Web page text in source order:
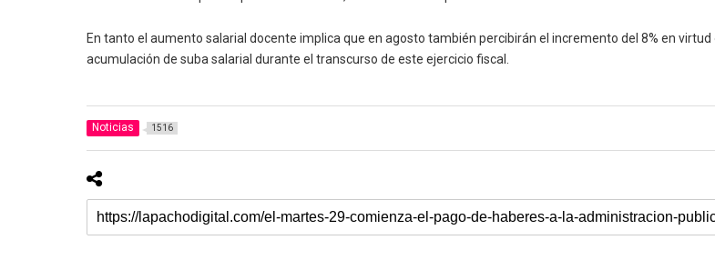
En tanto el aumento salarial docente implica que en agosto también percibirán el incremento del 8% en
acumulación de suba salarial durante el transcurso de este ejercicio fiscal.
Noticias 1516